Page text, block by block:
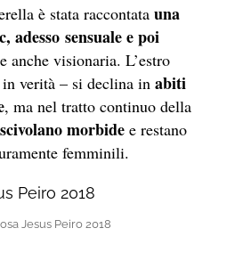
è stata raccontata una
adesso sensuale e poi
anche visionaria. L’estro
verità – si declina in abiti
, ma nel tratto continuo della
morbide e restano
femminili.
Jesus Peiro 2018